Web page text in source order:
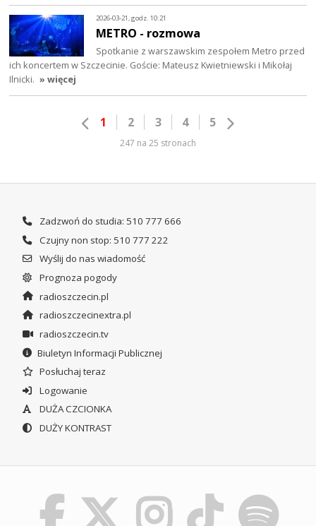
2026-03-21, godz. 10:21
METRO - rozmowa
Spotkanie z warszawskim zespołem Metro przed
ich koncertem w Szczecinie. Goście: Mateusz Kwietniewski i Mikołaj
Ilnicki. » więcej
1 2 3 4 5
247 na 25 stronach
Zadzwoń do studia: 510 777 666
Czujny non stop: 510 777 222
Wyślij do nas wiadomość
Prognoza pogody
radioszczecin.pl
radioszczecinextra.pl
radioszczecin.tv
Biuletyn Informacji Publicznej
Posłuchaj teraz
Logowanie
DUŻA CZCIONKA
DUŻY KONTRAST